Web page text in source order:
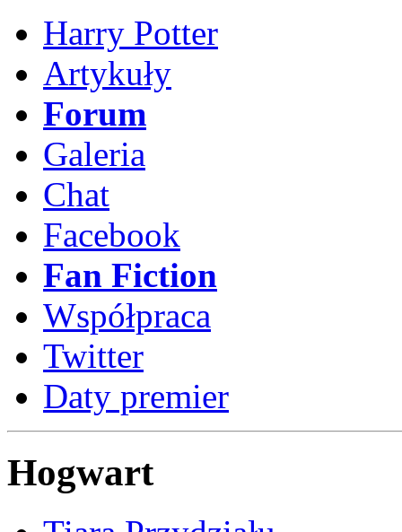
Harry Potter
Artykuły
Forum
Galeria
Chat
Facebook
Fan Fiction
Współpraca
Twitter
Daty premier
Hogwart